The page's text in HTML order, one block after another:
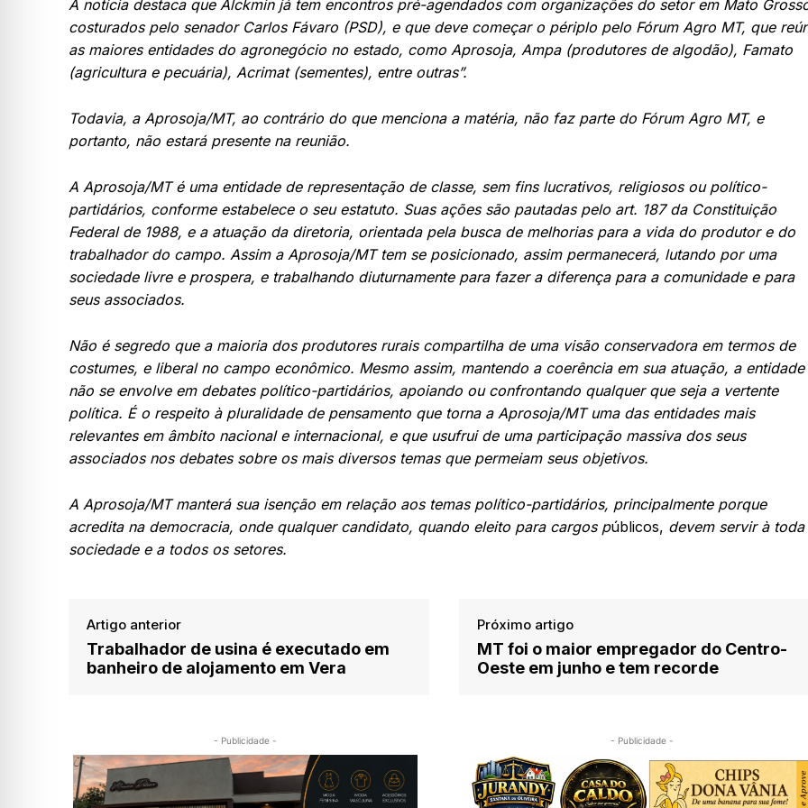
A notícia destaca que Alckmin já tem encontros pré-agendados com organizações do setor em Mato
costurados pelo senador Carlos Fávaro (PSD), e que deve começar o périplo pelo Fórum Agro MT, que
as maiores entidades do agronegócio no estado, como Aprosoja, Ampa (produtores de algodão), Famato
(agricultura e pecuária), Acrimat (sementes), entre outras”.
Todavia, a Aprosoja/MT, ao contrário do que menciona a matéria, não faz parte do Fórum Agro MT, e
portanto, não estará presente na reunião.
A Aprosoja/MT é uma entidade de representação de classe, sem fins lucrativos, religiosos ou político-
partidários, conforme estabelece o seu estatuto. Suas ações são pautadas pelo art. 187 da Constituição
Federal de 1988, e a atuação da diretoria, orientada pela busca de melhorias para a vida do produtor e do
trabalhador do campo. Assim a Aprosoja/MT tem se posicionado, assim permanecerá, lutando por uma
sociedade livre e prospera, e trabalhando diuturnamente para fazer a diferença para a comunidade e para
seus associados.
Não é segredo que a maioria dos produtores rurais compartilha de uma visão conservadora em termos de
costumes, e liberal no campo econômico. Mesmo assim, mantendo a coerência em sua atuação, a entidade
não se envolve em debates político-partidários, apoiando ou confrontando qualquer que seja a vertente
política. É o respeito à pluralidade de pensamento que torna a Aprosoja/MT uma das entidades mais
relevantes em âmbito nacional e internacional, e que usufrui de uma participação massiva dos seus
associados nos debates sobre os mais diversos temas que permeiam seus objetivos.
A Aprosoja/MT manterá sua isenção em relação aos temas político-partidários, principalmente porque
acredita na democracia, onde qualquer candidato, quando eleito para cargos públicos, devem servir à toda
sociedade e a todos os setores.
Artigo anterior
Trabalhador de usina é executado em
banheiro de alojamento em Vera
Próximo artigo
MT foi o maior empregador do Centro-
Oeste em junho e tem recorde
- Publicidade - - Publicidade -